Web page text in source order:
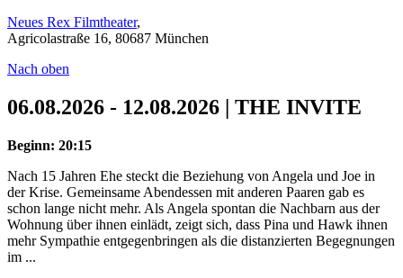
Neues Rex Filmtheater,
Agricolastraße 16, 80687 München
Nach oben
06.08.2026 - 12.08.2026 | THE INVITE
Beginn: 20:15
Nach 15 Jahren Ehe steckt die Beziehung von Angela und Joe in
der Krise. Gemeinsame Abendessen mit anderen Paaren gab es
schon lange nicht mehr. Als Angela spontan die Nachbarn aus der
Wohnung über ihnen einlädt, zeigt sich, dass Pina und Hawk ihnen
mehr Sympathie entgegenbringen als die distanzierten Begegnungen
im ...